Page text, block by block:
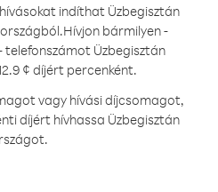
indíthat Üzbegisztán
Hívjon bármilyen -
telefonszámot Üzbegisztán
¢ díjért percenként.
vagy hívási díjcsomagot,
díjért hívhassa Üzbegisztán